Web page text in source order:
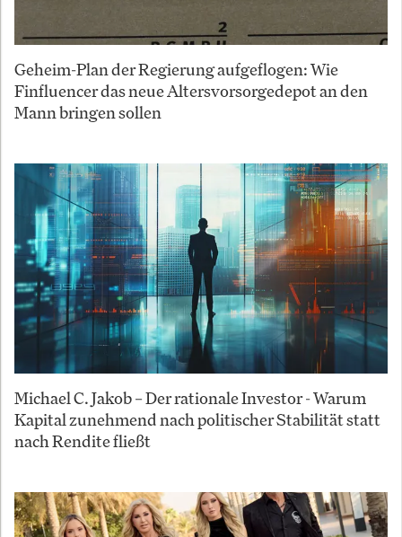
Geheim-Plan der Regierung aufgeflogen: Wie
Finfluencer das neue Altersvorsorgedepot an den
Mann bringen sollen
Michael C. Jakob – Der rationale Investor - Warum
Kapital zunehmend nach politischer Stabilität statt
nach Rendite fließt